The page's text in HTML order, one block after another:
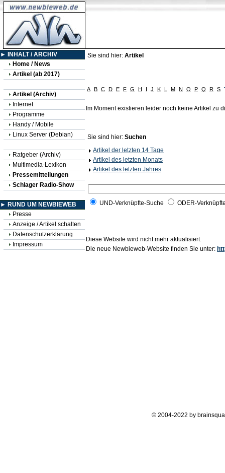
► INHALT / ARCHIV
Home / News
Artikel (ab 2017)
Artikel (Archiv)
Internet
Programme
Handy / Mobile
Linux Server (Debian)
Ratgeber (Archiv)
Multimedia-Lexikon
Pressemitteilungen
Schlager Radio-Show
► RUND UM NEWBIEWEB
Presse
Anzeige / Artikel schalten
Datenschutzerklärung
Impressum
Sie sind hier: Artikel
A B C D E F G H I J K L M N O P Q R S
Im Moment existieren leider noch keine Artikel zu
Sie sind hier: Suchen
Artikel der letzten 14 Tage
Artikel des letzten Monats
Artikel des letzten Jahres
UND-Verknüpfte-Suche ODER-
Diese Website wird nicht mehr aktualisiert.
Die neue Newbieweb-Website finden Sie unter:
© 2004-2022 by